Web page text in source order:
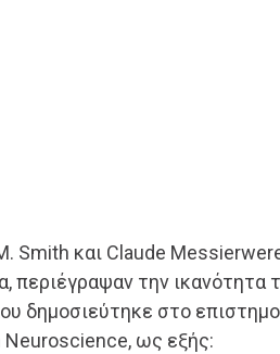
Smith και Claude
περιέγραψαν την ικανότητα
δημοσιεύτηκε στο
Neuroscience, ως εξής: